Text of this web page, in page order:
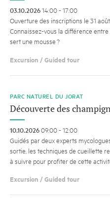
03.10.202614:00 - 17:00
Ouverture des inscriptions le 31 août.
Connaissez-vous la différence
sert une mousse ?
Excursion / Guided tour
PARC NATUREL DU JORAT
Découverte des
10.10.202609:00 - 12:00
Guidés par deux experts
sortie, les techniques de cueillette
à suivre pour profiter de cette
Excursion / Guided tour